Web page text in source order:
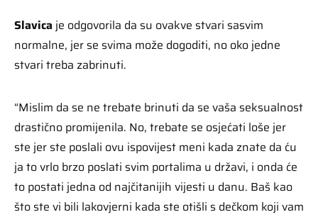
Slavica je odgovorila da su ovakve stvari sasvim
normalne, jer se svima može dogoditi, no oko jedne
stvari treba zabrinuti.
“Mislim da se ne trebate brinuti da se vaša seksualnost
drastično promijenila. No, trebate se osjećati loše jer
ste jer ste poslali ovu ispovijest meni kada znate da ću
ja to vrlo brzo poslati svim portalima u državi, i onda će
to postati jedna od najčitanijih vijesti u danu. Baš kao
što ste vi bili lakovjerni kada ste otišli s dečkom koji vam